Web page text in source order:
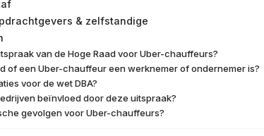
& zelfstandige
van de Hoge Raad voor Uber-chauffeurs?
of een Uber-chauffeur een werknemer of ondernemer is?
voor de wet DBA?
beïnvloed door deze uitspraak?
gevolgen voor Uber-chauffeurs?